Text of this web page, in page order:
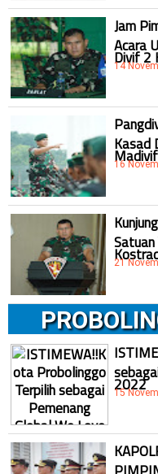
Jam
Acara
Divif 2
14
Kasad
16
Satuan
21
2022
15